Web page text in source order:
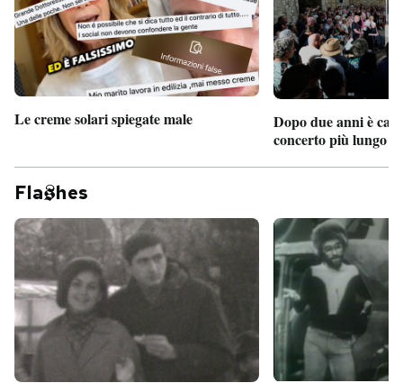
Le creme solari spiegate male
Dopo due anni è
concerto più lungo
Fla hes